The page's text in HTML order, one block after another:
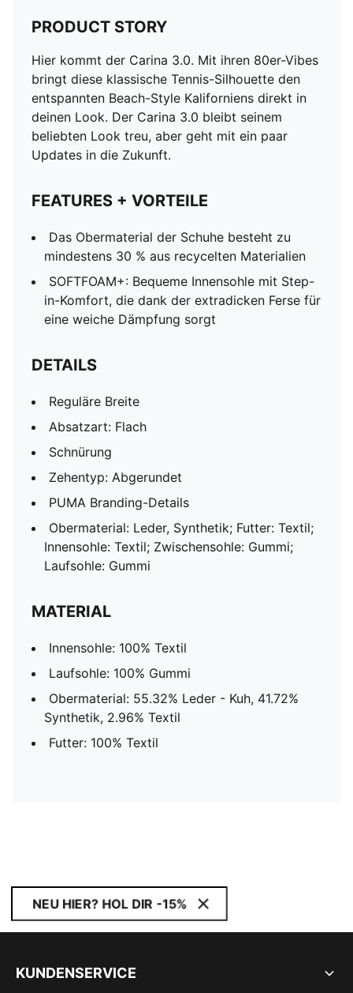
PRODUCT STORY
Hier kommt der Carina 3.0. Mit ihren 80er-Vibes
bringt diese klassische Tennis-Silhouette den
entspannten Beach-Style Kaliforniens direkt in
deinen Look. Der Carina 3.0 bleibt seinem
beliebten Look treu, aber geht mit ein paar
Updates in die Zukunft.
FEATURES + VORTEILE
Das Obermaterial der Schuhe besteht zu
mindestens 30 % aus recycelten Materialien
SOFTFOAM+: Bequeme Innensohle mit Step-
in-Komfort, die dank der extradicken Ferse für
eine weiche Dämpfung sorgt
DETAILS
Reguläre Breite
Absatzart: Flach
Schnürung
Zehentyp: Abgerundet
PUMA Branding-Details
Obermaterial: Leder, Synthetik; Futter: Textil;
Innensohle: Textil; Zwischensohle: Gummi;
Laufsohle: Gummi
MATERIAL
Innensohle: 100% Textil
Laufsohle: 100% Gummi
Obermaterial: 55.32% Leder - Kuh, 41.72%
Synthetik, 2.96% Textil
Futter: 100% Textil
NEU HIER? HOL DIR -15%
KUNDENSERVICE